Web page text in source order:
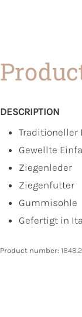
DESCRIPTION
Traditioneller
Gewellte
Ziegenleder
Ziegenfutter
Gummisohle
Gefertigt in
Product number: